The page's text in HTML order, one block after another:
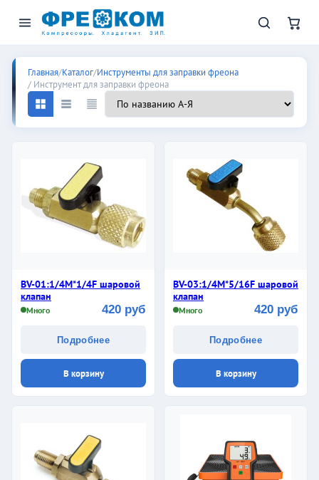
Инструмент для заправки
Главная/Каталог/Инструменты для заправки фреона
/ Инструмент для заправки фреона
BV-01:1/4M*1/4F шаровой
клапан
Много 420 руб
Подробнее
В корзину
BV-03:1/4M*5/16F шаровой
клапан
Много 420 руб
Подробнее
В корзину